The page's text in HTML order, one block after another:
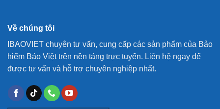
Về chúng tôi
IBAOVIET chuyên tư vấn, cung cấp các sản phẩm của Bảo
hiểm Bảo Việt trên nền tảng trực tuyến. Liên hệ ngay để
được tư vấn và hỗ trợ chuyên nghiệp nhất.